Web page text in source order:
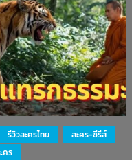
รีวิวละครไทย
ละคร-ซีรีส์
คร